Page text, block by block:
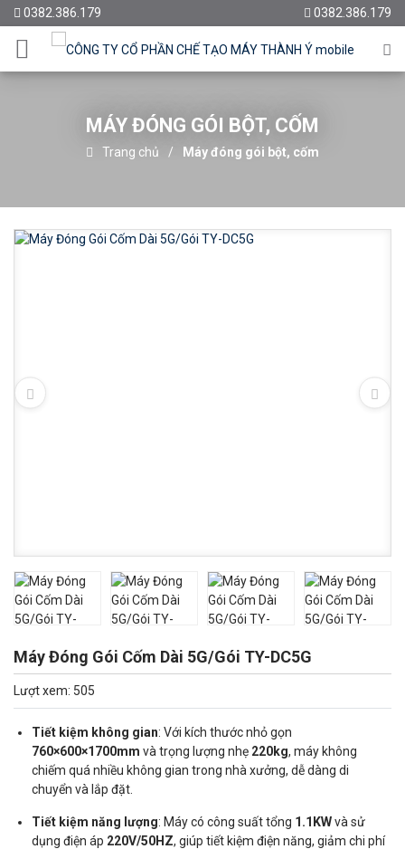
0382.386.179 0382.386.179
MÁY ĐÓNG GÓI BỘT, CỐM
Trang chủ Máy đóng gói bột, cốm
Máy Đóng Gói Cốm Dài 5G/Gói TY-DC5G
Lượt xem: 505
Tiết kiệm không gian: Với kích thước nhỏ gọn
760×600×1700mm và trọng lượng nhẹ 220kg, máy không
chiếm quá nhiều không gian trong nhà xưởng, dễ dàng di
chuyển và lắp đặt.
Tiết kiệm năng lượng: Máy có công suất tổng 1.1KWvà sử
dụng điện áp 220V/50HZ, giúp tiết kiệm điện năng, giảm chi phí